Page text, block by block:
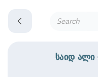
საიდ ალი